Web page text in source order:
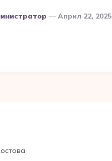
Април 22, 2025